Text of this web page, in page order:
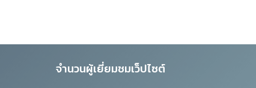
จำนวนผู้เยี่ยมชมเว็ปไซต์